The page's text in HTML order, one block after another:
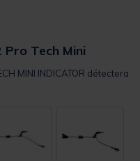
Pro Tech Mini
MINI INDICATOR détectera